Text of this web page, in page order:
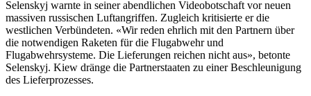
Selenskyj warnte in seiner abendlichen Videobotschaft vor neuen
massiven russischen Luftangriffen. Zugleich kritisierte er die
westlichen Verbündeten. «Wir reden ehrlich mit den Partnern über
die notwendigen Raketen für die Flugabwehr und
Flugabwehrsysteme. Die Lieferungen reichen nicht aus», betonte
Selenskyj. Kiew dränge die Partnerstaaten zu einer Beschleunigung
des Lieferprozesses.